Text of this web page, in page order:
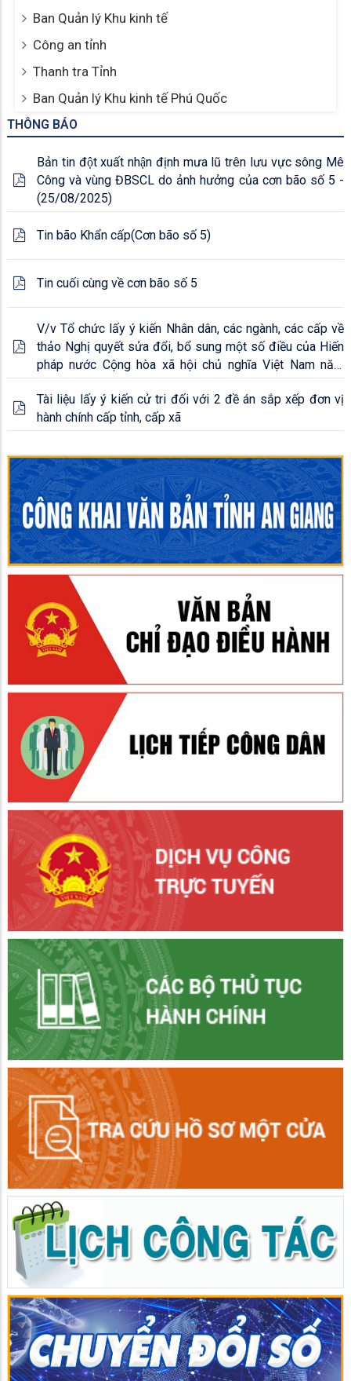
Ban Quản lý Khu kinh tế
Công an tỉnh
Thanh tra Tỉnh
Ban Quản lý Khu kinh tế Phú Quốc
THÔNG BÁO
Bản tin đột xuất nhận định mưa lũ trên lưu vực sông Mê
Công và vùng ĐBSCL do ảnh hưởng của cơn bão số 5 -
(25/08/2025)
Tin bão Khẩn cấp(Cơn bão số 5)
Tin cuối cùng về cơn bão số 5
V/v Tổ chức lấy ý kiến Nhân dân, các ngành, các cấp về
thảo Nghị quyết sửa đổi, bổ sung một số điều của Hiến
pháp nước Cộng hòa xã hội chủ nghĩa Việt Nam năm
2013
Tài liệu lấy ý kiến cử tri đối với 2 đề án sắp xếp đơn vị
hành chính cấp tỉnh, cấp xã